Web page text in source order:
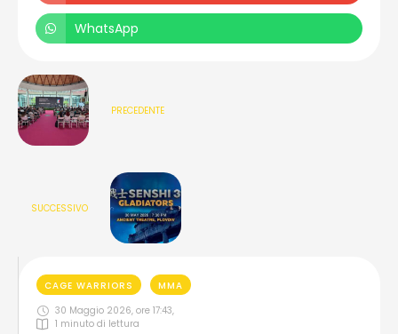
WhatsApp
PRECEDENTE
SUCCESSIVO
CAGE WARRIORS
MMA
30 Maggio 2026, ore 17:43,
1 minuto di lettura